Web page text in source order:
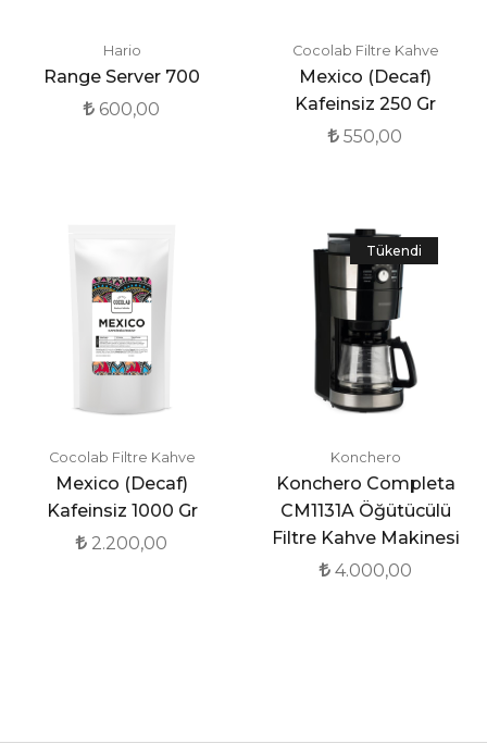
Hario
Range Server 700
600,00
Cocolab Filtre Kahve
Mexico (Decaf)
Kafeinsiz 250 Gr
550,00
Cocolab Filtre Kahve
Mexico (Decaf)
Kafeinsiz 1000 Gr
2.200,00
Tükendi
Konchero
Konchero Completa
CM1131A Öğütücülü
Filtre Kahve Makinesi
4.000,00